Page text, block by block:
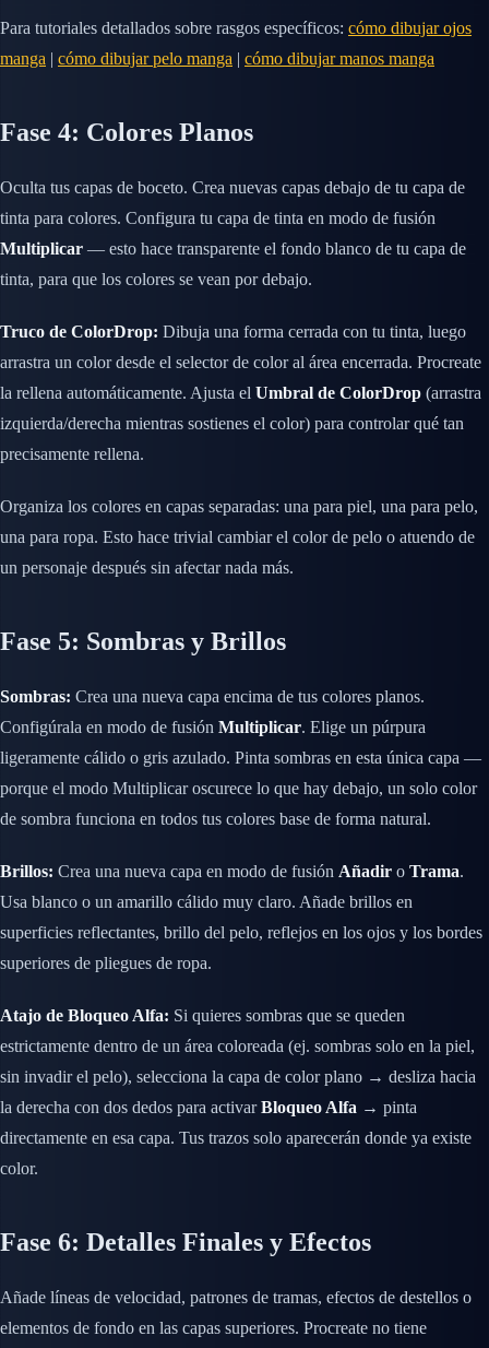
Para tutoriales detallados sobre rasgos específicos: cómo dibujar ojos
manga | cómo dibujar pelo manga | cómo dibujar manos manga
Fase 4: Colores Planos
Oculta tus capas de boceto. Crea nuevas capas debajo de tu capa de
tinta para colores. Configura tu capa de tinta en modo de fusión
Multiplicar — esto hace transparente el fondo blanco de tu capa de
tinta, para que los colores se vean por debajo.
Truco de ColorDrop: Dibuja una forma cerrada con tu tinta, luego
arrastra un color desde el selector de color al área encerrada. Procreate
la rellena automáticamente. Ajusta el Umbral de ColorDrop (arrastra
izquierda/derecha mientras sostienes el color) para controlar qué tan
precisamente rellena.
Organiza los colores en capas separadas: una para piel, una para pelo,
una para ropa. Esto hace trivial cambiar el color de pelo o atuendo de
un personaje después sin afectar nada más.
Fase 5: Sombras y Brillos
Sombras: Crea una nueva capa encima de tus colores planos.
Configúrala en modo de fusión Multiplicar. Elige un púrpura
ligeramente cálido o gris azulado. Pinta sombras en esta única capa —
porque el modo Multiplicar oscurece lo que hay debajo, un solo color
de sombra funciona en todos tus colores base de forma natural.
Brillos: Crea una nueva capa en modo de fusión Añadir o Trama.
Usa blanco o un amarillo cálido muy claro. Añade brillos en
superficies reflectantes, brillo del pelo, reflejos en los ojos y los bordes
superiores de pliegues de ropa.
Atajo de Bloqueo Alfa: Si quieres sombras que se queden
estrictamente dentro de un área coloreada (ej. sombras solo en la piel,
sin invadir el pelo), selecciona la capa de color plano → desliza hacia
la derecha con dos dedos para activarBloqueo Alfa → pinta
directamente en esa capa. Tus trazos solo aparecerán donde ya existe
color.
Fase 6: Detalles Finales y Efectos
Añade líneas de velocidad, patrones de tramas, efectos de destellos o
elementos de fondo en las capas superiores. Procreate no tiene